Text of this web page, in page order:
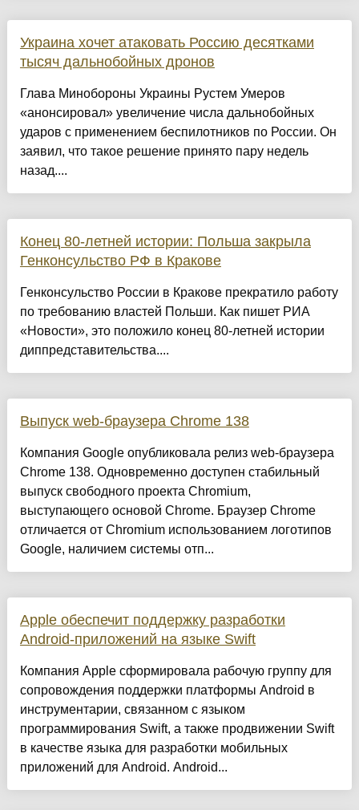
Украина хочет атаковать Россию десятками
тысяч дальнобойных дронов
Глава Минобороны Украины Рустем Умеров
«анонсировал» увеличение числа дальнобойных
ударов с применением беспилотников по России. Он
заявил, что такое решение принято пару недель
назад....
Конец 80-летней истории: Польша закрыла
Генконсульство РФ в Кракове
Генконсульство России в Кракове прекратило работу
по требованию властей Польши. Как пишет РИА
«Новости», это положило конец 80-летней истории
диппредставительства....
Выпуск web-браузера Chrome 138
Компания Google опубликовала релиз web-браузера
Chrome 138. Одновременно доступен стабильный
выпуск свободного проекта Chromium,
выступающего основой Chrome. Браузер Chrome
отличается от Chromium использованием логотипов
Google, наличием системы отп...
Apple обеспечит поддержку разработки
Android-приложений на языке Swift
Компания Apple сформировала рабочую группу для
сопровождения поддержки платформы Android в
инструментарии, связанном с языком
программирования Swift, а также продвижении Swift
в качестве языка для разработки мобильных
приложений для Android. Android...